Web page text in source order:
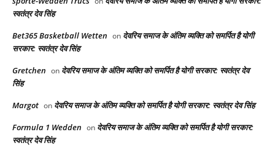
स्वतंत्र देव सिंह
Bet365 Basketball Wetten on देवरिय समाज के अंतिम व्यक्ति को समर्पित है योगी
सरकार: स्वतंत्र देव सिंह
Gretchen on देवरिय समाज के अंतिम व्यक्ति को समर्पित है योगी सरकार: स्वतंत्र देव
सिंह
Margot on देवरिय समाज के अंतिम व्यक्ति को समर्पित है योगी सरकार: स्वतंत्र देव सिंह
Formula 1 Wedden on देवरिय समाज के अंतिम व्यक्ति को समर्पित है योगी सरकार:
स्वतंत्र देव सिंह